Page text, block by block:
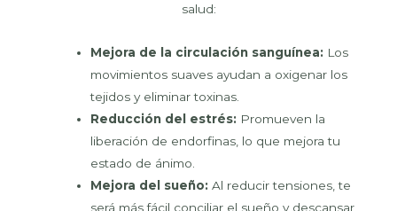
salud:
Mejora de la circulación sanguínea: Los
movimientos suaves ayudan a oxigenar los
tejidos y eliminar toxinas.
Reducción del estrés: Promueven la
liberación de endorfinas, lo que mejora tu
estado de ánimo.
Mejora del sueño: Al reducir tensiones, te
será más fácil conciliar el sueño y descansar